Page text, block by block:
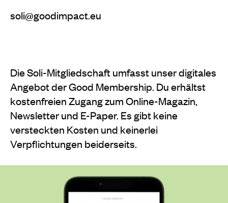
soli@goodimpact.eu
Die Soli-Mitgliedschaft umfasst unser digitales
Angebot der Good Membership. Du erhältst
kostenfreien Zugang zum Online-Magazin,
Newsletter und E-Paper. Es gibt keine
versteckten Kosten und keinerlei
Verpflichtungen beiderseits.